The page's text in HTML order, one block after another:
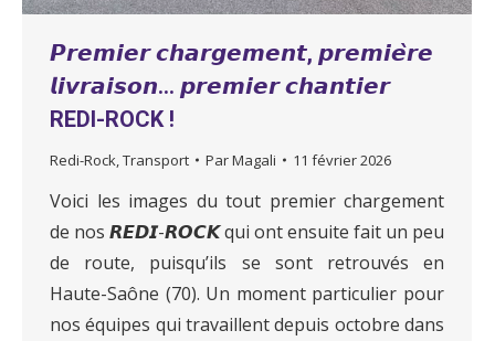
𝙋𝙧𝙚𝙢𝙞𝙚𝙧 𝙘𝙝𝙖𝙧𝙜𝙚𝙢𝙚𝙣𝙩, 𝙥𝙧𝙚𝙢𝙞𝙚̀𝙧𝙚
𝙡𝙞𝙫𝙧𝙖𝙞𝙨𝙤𝙣… 𝙥𝙧𝙚𝙢𝙞𝙚𝙧 𝙘𝙝𝙖𝙣𝙩𝙞𝙚𝙧
REDI-ROCK !
Redi-Rock,Transport ParMagali 11 février 2026
Voici les images du tout premier chargement
de nos 𝙍𝙀𝘿𝙄-𝙍𝙊𝘾𝙆 qui ont ensuite fait un peu
de route, puisqu’ils se sont retrouvés en
Haute-Saône (70). Un moment particulier pour
nos équipes qui travaillent depuis octobre dans